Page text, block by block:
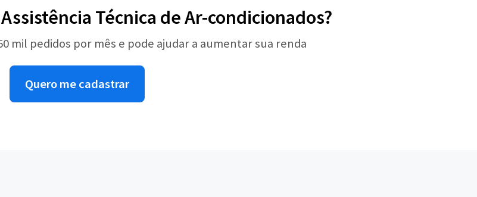
Técnica de Ar-condicionados?
mil pedidos por mês e pode ajudar a aumentar sua renda
Quero me cadastrar